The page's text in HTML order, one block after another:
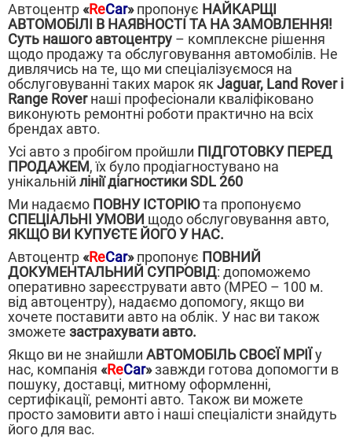
Автоцентр «ReCar»пропонує НАЙКАРЩІ
АВТОМОБІЛІ В НАЯВНОСТІ ТА НА ЗАМОВЛЕННЯ!
Суть нашого автоцентру – комплексне рішення
щодо продажу та обслуговування автомобілів. Не
дивлячись на те, що ми спеціалізуємося на
обслуговуванні таких марок якJaguar, Land Rover і
Range Roverнаші професіонали кваліфіковано
виконують ремонтні роботи практично на всіх
брендах авто.
Усі авто з пробігом пройшли ПІДГОТОВКУ ПЕРЕД
ПРОДАЖЕМ, їх було продіагностувано на
унікальній лінії діагностики SDL 260
Ми надаємо ПОВНУ ІСТОРІЮта пропонуємо
СПЕЦІАЛЬНІ УМОВИ щодо обслуговування авто,
ЯКЩО ВИ КУПУЄТЕ ЙОГО У НАС.
Автоцентр «ReCar»пропонує ПОВНИЙ
ДОКУМЕНТАЛЬНИЙ СУПРОВІД: допоможемо
оперативно зареєструвати авто (МРЕО – 100 м.
від автоцентру), надаємо допомогу, якщо ви
хочете поставити авто на облік. У нас ви також
зможете застрахувати авто.
Якщо ви не знайшли АВТОМОБІЛЬ СВОЄЇ МРІЇ у
нас, компанія «ReCar»завжди готова допомогти в
пошуку, доставці, митному оформленні,
сертифікації, ремонті авто. Також ви можете
просто замовити авто і наші спеціалісти знайдуть
його для вас.